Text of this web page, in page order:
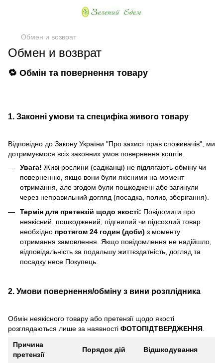
Обмен и возврат
Обмен и возврат
🔁 Обмін та повернення товару
1. Законні умови та специфіка живого товару
Відповідно до Закону України "Про захист прав споживачів", ми
дотримуємося всіх законних умов повернення коштів.
Увага! Живі рослини (саджанці) не підлягають обміну чи
поверненню, якщо вони були якісними на момент
отримання, але згодом були пошкоджені або загинули
через неправильний догляд (посадка, полив, зберігання).
Термін для претензій щодо якості: Повідомити про
неякісний, пошкоджений, підгнилий чи підсохлий товар
необхідно протягом 24 годин (доби) з моменту
отримання замовлення. Якщо повідомлення не надійшло,
відповідальність за подальшу життєздатність, догляд та
посадку несе Покупець.
2. Умови повернення/обміну з вини розплідника
Обмін неякісного товару або претензії щодо якості
розглядаються лише за наявності ФОТОПІДТВЕРДЖЕННЯ
Причина
претензії
Порядок дій Відшкодування